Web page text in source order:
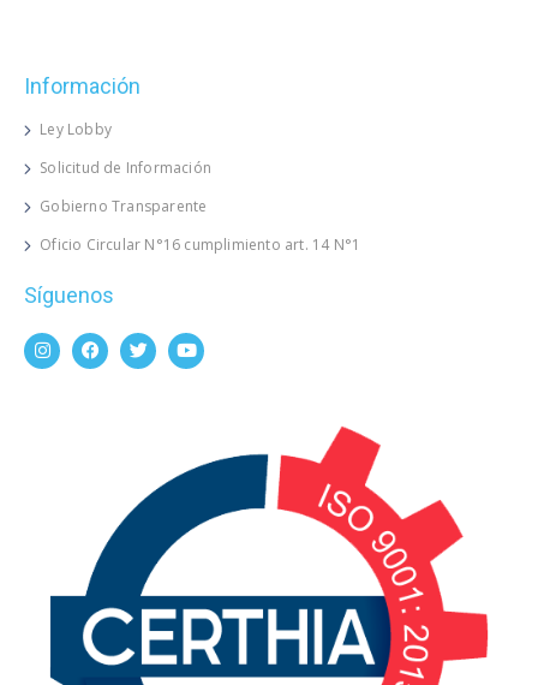
Información
Ley Lobby
Solicitud de Información
Gobierno Transparente
Oficio Circular N°16 cumplimiento art. 14 N°1
Síguenos